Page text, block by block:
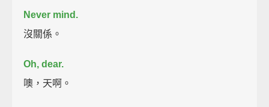
Never mind.
沒關係。
Oh, dear.
噢，天啊。